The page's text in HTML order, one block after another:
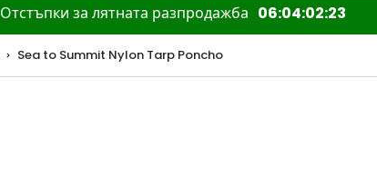
Отстъпки за лятната разпродажба 06 04 02 22
Sea to Summit Nylon Tarp Poncho